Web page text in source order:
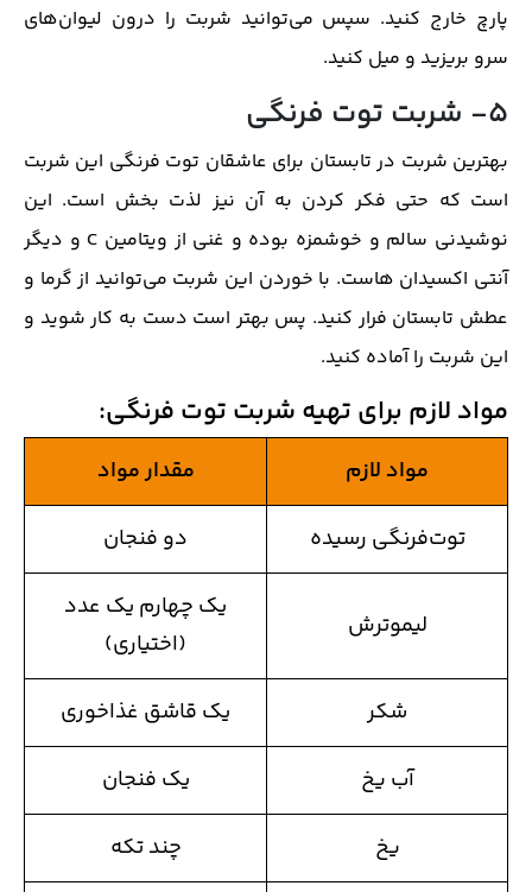
پارچ خارج کنید. سپس می‌توانید شربت را درون لیوان‌های
سرو بریزید و میل کنید.
5- شربت توت فرنگی
بهترین شربت در تابستان برای عاشقان توت فرنگی این شربت
است که حتی فکر کردن به آن نیز لذت بخش است. این
نوشیدنی سالم و خوشمزه بوده و غنی از ویتامین C و دیگر
آنتی اکسیدان هاست. با خوردن این شربت می‌توانید از گرما و
عطش تابستان فرار کنید. پس بهتر است دست به کار شوید و
این شربت را آماده کنید.
مواد لازم برای تهیه شربت توت فرنگی:
مواد لازم مقدار مواد
توت‌فرنگی رسیده دو فنجان
لیموترش
یک چهارم یک عدد
(اختیاری)
شکر یک قاشق غذاخوری
آب یخ یک فنجان
یخ چند تکه